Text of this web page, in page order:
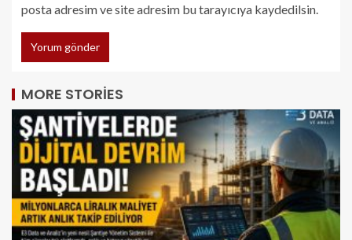
posta adresim ve site adresim bu tarayıcıya kaydedilsin.
MORE STORIES